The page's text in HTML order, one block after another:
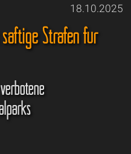
18.10.2025
Strafen für